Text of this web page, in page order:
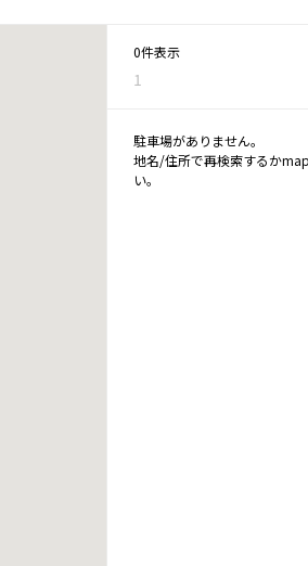
0件表示
1
駐車場がありません。
地名/住所で再検索するか
い。